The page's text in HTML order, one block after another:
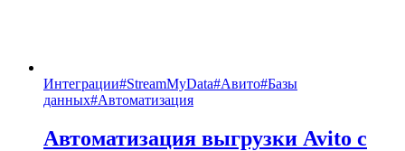
Интеграции#StreamMyData#Авито#Базы
данных#Автоматизация
Автоматизация выгрузки Avito с